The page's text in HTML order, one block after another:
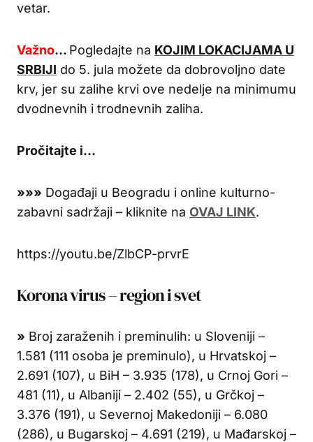
vetar.
Važno… Pogledajte na KOJIM LOKACIJAMA U
SRBIJI do 5. jula možete da dobrovoljno date
krv, jer su zalihe krvi ove nedelje na minimumu
dvodnevnih i trodnevnih zaliha.
Pročitajte i…
»»» Događaji u Beogradu i online kulturno-
zabavni sadržaji – kliknite na OVAJ LINK.
https://youtu.be/ZlbCP-prvrE
Korona virus – region i svet
» Broj zaraženih i preminulih: u Sloveniji –
1.581 (111 osoba je preminulo), u Hrvatskoj –
2.691 (107), u BiH – 3.935 (178), u Crnoj Gori –
481 (11), u Albaniji – 2.402 (55), u Grčkoj –
3.376 (191), u Severnoj Makedoniji – 6.080
(286), u Bugarskoj – 4.691 (219), u Mađarskoj –